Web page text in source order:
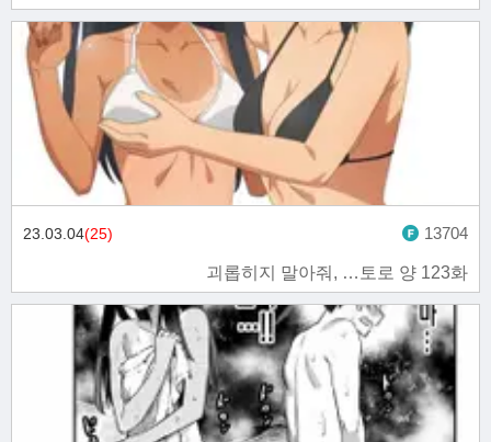
괴롭히지 말아줘, …토로 양 123화
23.03.04(25) 13704